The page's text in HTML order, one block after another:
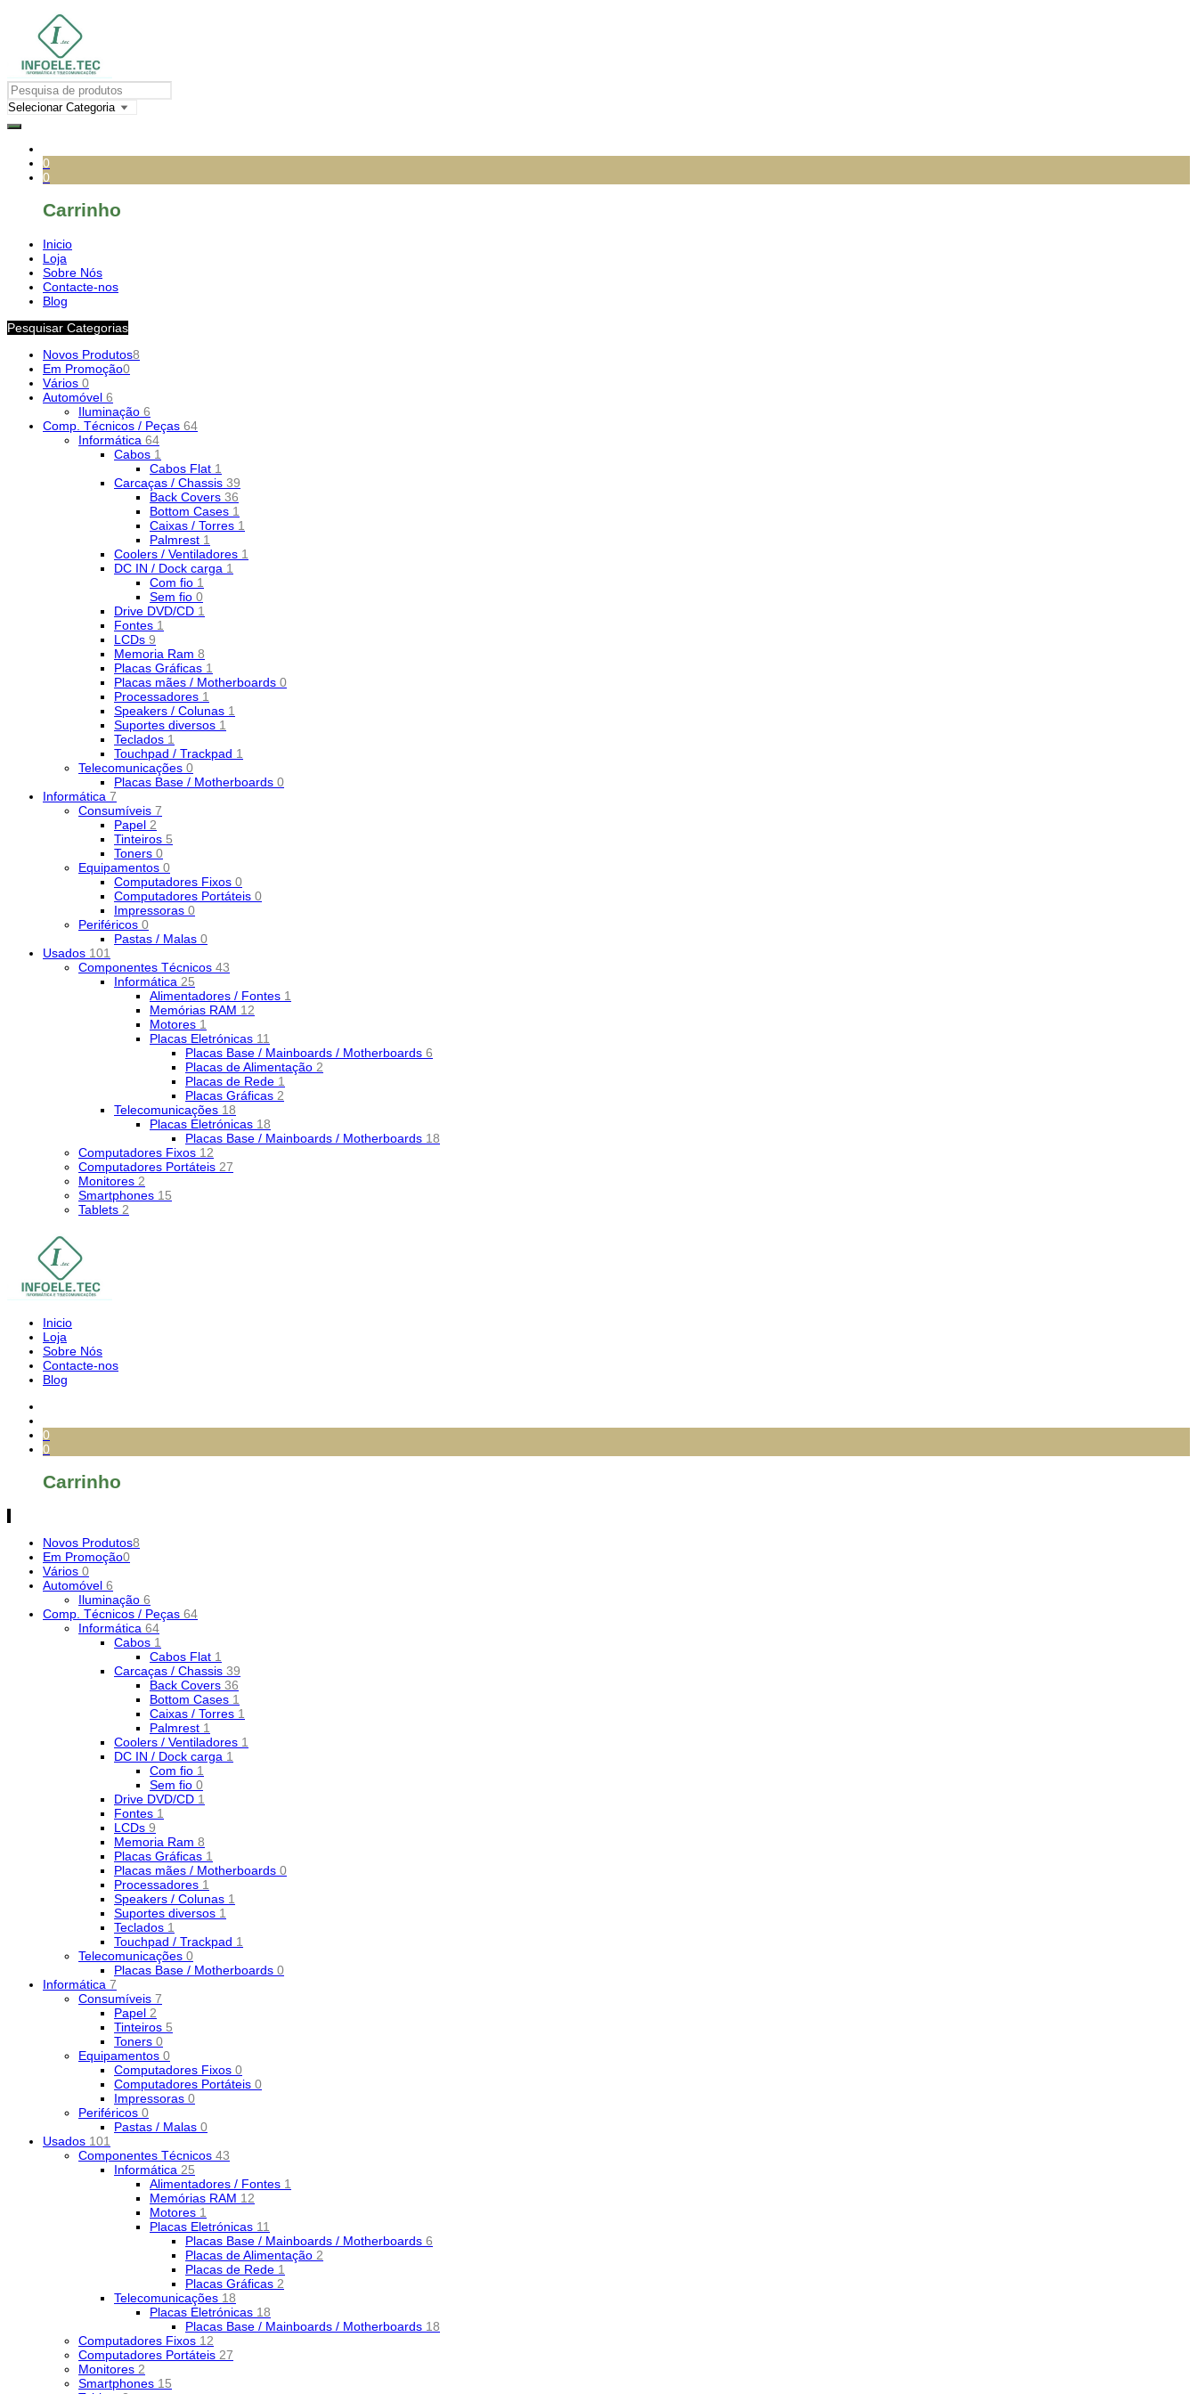
0
0
Carrinho
Inicio
Loja
Sobre Nós
Contacte-nos
Blog
Pesquisar Categorias
Novos Produtos8
Em Promoção0
Vários 0
Automóvel 6
Iluminação 6
Comp. Técnicos / Peças 64
Informática 64
Cabos 1
Cabos Flat 1
Carcaças / Chassis 39
Back Covers 36
Bottom Cases 1
Caixas / Torres 1
Palmrest 1
Coolers / Ventiladores 1
DC IN / Dock carga 1
Com fio 1
Sem fio 0
Drive DVD/CD 1
Fontes 1
LCDs 9
Memoria Ram 8
Placas Gráficas 1
Placas mães / Motherboards 0
Processadores 1
Speakers / Colunas 1
Suportes diversos 1
Teclados 1
Touchpad / Trackpad 1
Telecomunicações 0
Placas Base / Motherboards 0
Informática 7
Consumíveis 7
Papel 2
Tinteiros 5
Toners 0
Equipamentos 0
Computadores Fixos 0
Computadores Portáteis 0
Impressoras 0
Periféricos 0
Pastas / Malas 0
Usados 101
Componentes Técnicos 43
Informática 25
Alimentadores / Fontes 1
Memórias RAM 12
Motores 1
Placas Eletrónicas 11
Placas Base / Mainboards / Motherboards 6
Placas de Alimentação 2
Placas de Rede 1
Placas Gráficas 2
Telecomunicações 18
Placas Eletrónicas 18
Placas Base / Mainboards / Motherboards 18
Computadores Fixos 12
Computadores Portáteis 27
Monitores 2
Smartphones 15
Tablets 2
Inicio
Loja
Sobre Nós
Contacte-nos
Blog
0
0
Carrinho
Novos Produtos8
Em Promoção0
Vários 0
Automóvel 6
Iluminação 6
Comp. Técnicos / Peças 64
Informática 64
Cabos 1
Cabos Flat 1
Carcaças / Chassis 39
Back Covers 36
Bottom Cases 1
Caixas / Torres 1
Palmrest 1
Coolers / Ventiladores 1
DC IN / Dock carga 1
Com fio 1
Sem fio 0
Drive DVD/CD 1
Fontes 1
LCDs 9
Memoria Ram 8
Placas Gráficas 1
Placas mães / Motherboards 0
Processadores 1
Speakers / Colunas 1
Suportes diversos 1
Teclados 1
Touchpad / Trackpad 1
Telecomunicações 0
Placas Base / Motherboards 0
Informática 7
Consumíveis 7
Papel 2
Tinteiros 5
Toners 0
Equipamentos 0
Computadores Fixos 0
Computadores Portáteis 0
Impressoras 0
Periféricos 0
Pastas / Malas 0
Usados 101
Componentes Técnicos 43
Informática 25
Alimentadores / Fontes 1
Memórias RAM 12
Motores 1
Placas Eletrónicas 11
Placas Base / Mainboards / Motherboards 6
Placas de Alimentação 2
Placas de Rede 1
Placas Gráficas 2
Telecomunicações 18
Placas Eletrónicas 18
Placas Base / Mainboards / Motherboards 18
Computadores Fixos 12
Computadores Portáteis 27
Monitores 2
Smartphones 15